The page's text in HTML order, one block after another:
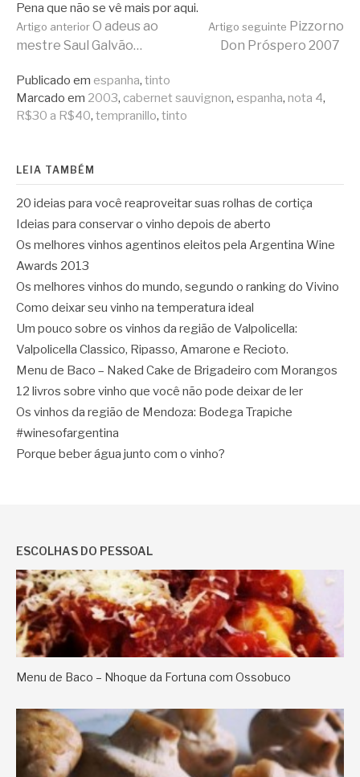
Pena que não se vê mais por aqui.
Continue
lendo
Artigo anteriorO adeus ao
mestre Saul Galvão…
Artigo seguinte Pizzorno
Don Próspero 2007
Publicado em espanha, tinto
Marcado em 2003, cabernet sauvignon, espanha, nota 4,
R$30 a R$40, tempranillo, tinto
LEIA TAMBÉM
20 ideias para você reaproveitar suas rolhas de cortiça
Ideias para conservar o vinho depois de aberto
Os melhores vinhos agentinos eleitos pela Argentina Wine
Awards 2013
Os melhores vinhos do mundo, segundo o ranking do Vivino
Como deixar seu vinho na temperatura ideal
Um pouco sobre os vinhos da região de Valpolicella:
Valpolicella Classico, Ripasso, Amarone e Recioto.
Menu de Baco – Naked Cake de Brigadeiro com Morangos
12 livros sobre vinho que você não pode deixar de ler
Os vinhos da região de Mendoza: Bodega Trapiche
#winesofargentina
Porque beber água junto com o vinho?
ESCOLHAS DO PESSOAL
Menu de Baco – Nhoque da Fortuna com Ossobuco